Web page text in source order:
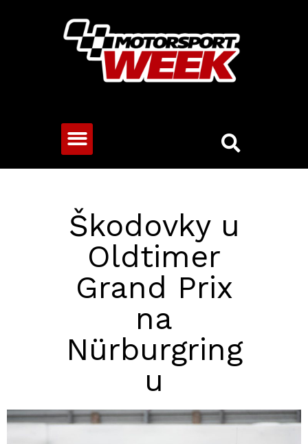
Škodovky u
Oldtimer
Grand Prix
na
Nürburgring
u